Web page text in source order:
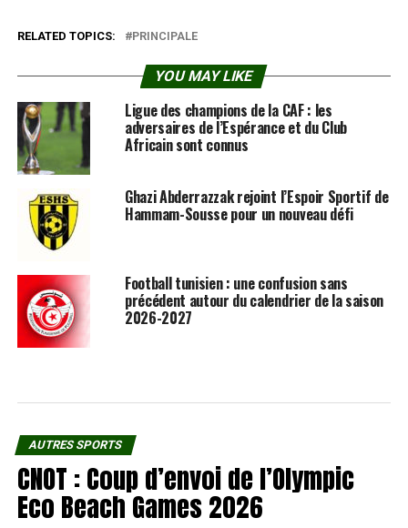
RELATED TOPICS: PRINCIPALE
YOU MAY LIKE
Ligue des champions de la CAF : les
adversaires de l’Espérance et du Club
Africain sont connus
Ghazi Abderrazzak rejoint l’Espoir Sportif de
Hammam-Sousse pour un nouveau défi
Football tunisien : une confusion sans
précédent autour du calendrier de la saison
2026-2027
AUTRES SPORTS
CNOT : Coup d’envoi de l’Olympic
Eco Beach Games 2026